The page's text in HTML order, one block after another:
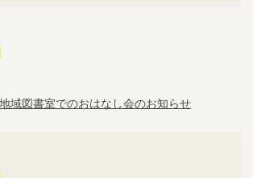
域図書室でのおはなし会のお知らせ